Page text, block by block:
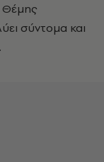
Θέμης
σύντομα και